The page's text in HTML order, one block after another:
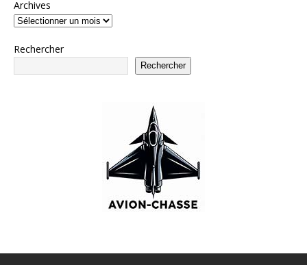
Archives
Rechercher
Rechercher